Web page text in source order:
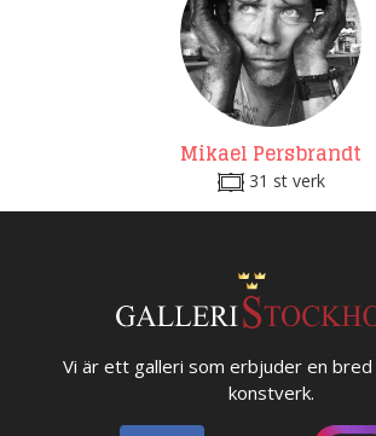
Mikael Persbrandt
31 st verk
Vi är ett galleri som erbjuder en bred
konstverk.